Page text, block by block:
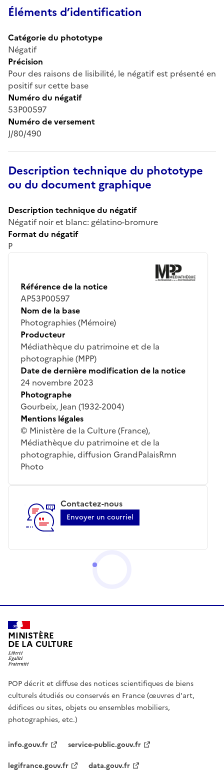
Éléments d’identification
Catégorie du phototype
Négatif
Précision
Pour des raisons de lisibilité, le négatif est présenté en
positif sur cette base
Numéro du négatif
53P00597
Numéro de versement
J/80/490
Description technique du phototype
ou du document graphique
Description technique du négatif
Négatif noir et blanc: gélatino-bromure
Format du négatif
P
Référence de la notice
AP53P00597
Nom de la base
Photographies (Mémoire)
Producteur
Médiathèque du patrimoine et de la
photographie (MPP)
Date de dernière modification de la notice
24 novembre 2023
Photographe
Gourbeix, Jean (1932-2004)
Mentions légales
© Ministère de la Culture (France),
Médiathèque du patrimoine et de la
photographie, diffusion GrandPalaisRmn
Photo
Contactez-nous
Envoyer un courriel
MINISTÈRE
DE LA CULTURE
POP décrit et diffuse des notices scientifiques de biens
culturels étudiés ou conservés en France (œuvres d'art,
édifices ou sites, objets ou ensembles mobiliers,
photographies, etc.)
info.gouv.fr
service-public.gouv.fr
legifrance.gouv.fr
data.gouv.fr